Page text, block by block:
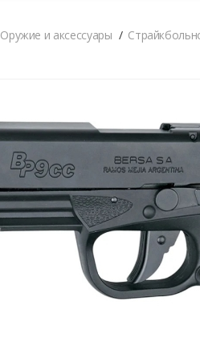
Оружие и аксессуары